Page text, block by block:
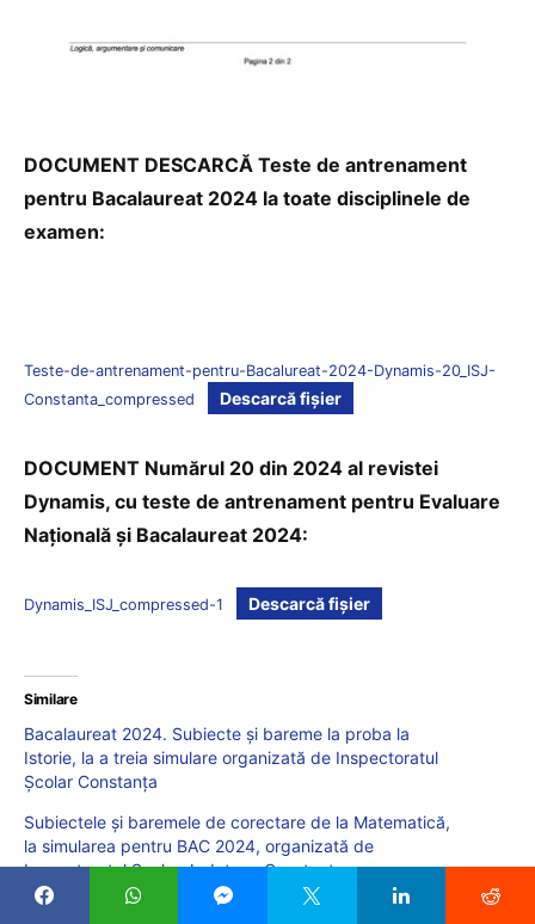
DOCUMENT DESCARCĂ Teste de antrenament
pentru Bacalaureat 2024 la toate disciplinele de
examen:
Teste-de-antrenament-pentru-Bacalureat-2024-Dynamis-20_ISJ-
Constanta_compressed
Descarcă fișier
DOCUMENT Numărul 20 din 2024 al revistei
Dynamis, cu teste de antrenament pentru Evaluare
Națională și Bacalaureat 2024:
Dynamis_ISJ_compressed-1 Descarcă fișier
Similare
Bacalaureat 2024. Subiecte și bareme la proba la
Istorie, la a treia simulare organizată de Inspectoratul
Școlar Constanța
Subiectele și baremele de corectare de la Matematică,
la simularea pentru BAC 2024, organizată de
Inspectoratul Școlar Județean Constanța
Teste de antrenament pentru Bacalaureat 2026. Modele